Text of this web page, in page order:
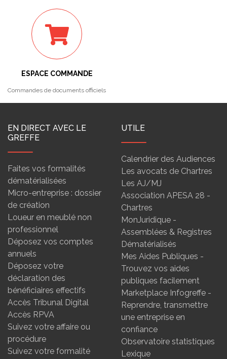
ESPACE COMMANDE
Commandes de documents officiels
EN DIRECT AVEC LE
GREFFE
Faites vos formalités
dématérialisées
Micro-entreprise : dossier
de création
Loueur en meublé non
professionnel
Déposez vos comptes
annuels
Déposez votre
déclaration des
bénéficiaires effectifs
Accès Tribunal Digital
Accès RPVA
Suivez votre affaire ou
procédure
Suivez votre formalité
UTILE
Calendrier des Audiences
Les avocats de Chartres
Les AJ/MJ
Association APESA 28 -
Chartres
MonJuridique -
Assemblées & Registres
Dématérialisés
Mes Aides Publiques -
Trouvez vos aides
publiques facilement
Marketplace Infogreffe -
Reprendre, transmettre
une entreprise en
confiance
Observatoire statistiques
Lexique